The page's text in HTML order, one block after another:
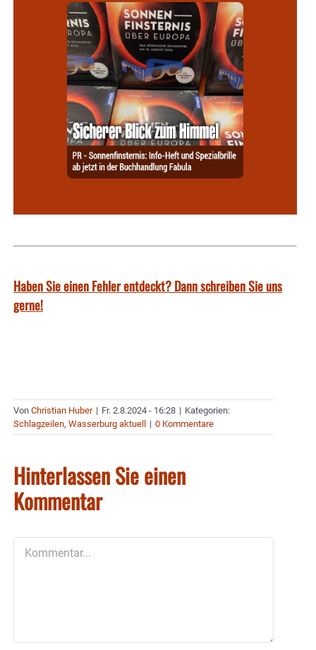
Haben Sie einen Fehler entdeckt? Dann schreiben Sie uns
gerne!
Von Christian Huber | Fr. 2.8.2024 - 16:28 | Kategorien:
Schlagzeilen, Wasserburg aktuell | 0 Kommentare
Hinterlassen Sie einen
Kommentar